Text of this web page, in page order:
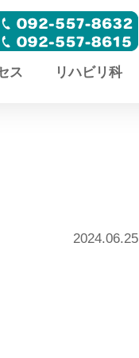
ス リハビリ科
2024.06.25